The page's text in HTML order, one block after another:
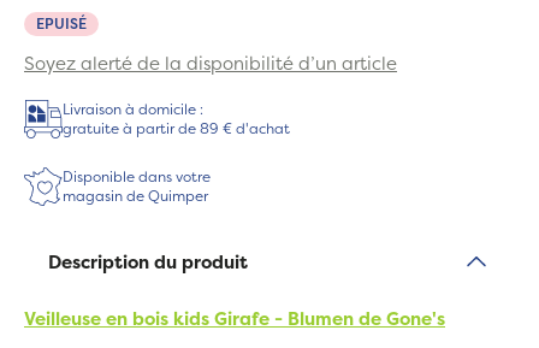
EPUISÉ
Soyez alerté de la disponibilité d’un article
Livraison à domicile :
gratuite à partir de 89 € d'achat
Disponible dans votre
magasin de Quimper
Description du produit
Veilleuse en bois kids Girafe - Blumen de Gone's